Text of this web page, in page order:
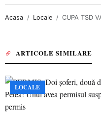
Acasa Locale CUPA TSD
ARTICOLE SIMILARE
LOCALE